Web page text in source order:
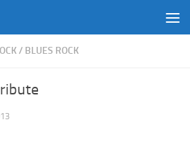
/ BLUES ROCK